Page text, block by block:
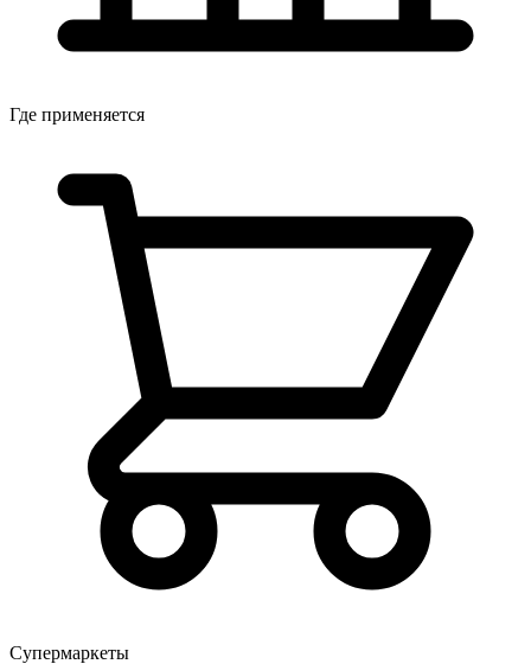
Где применяется
Супермаркеты